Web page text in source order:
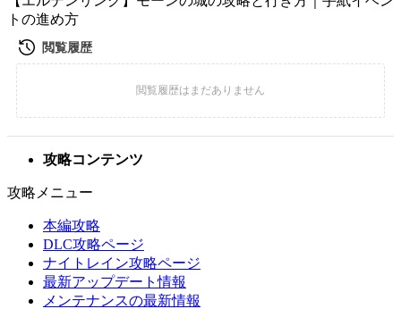
トの進め方
攻略コンテンツ
攻略メニュー
本編攻略
DLC攻略ページ
ナイトレイン攻略ページ
最新アップデート情報
メンテナンスの最新情報